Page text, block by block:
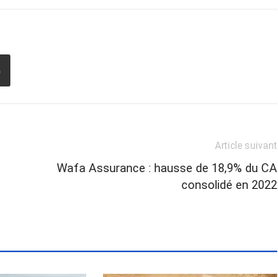
Article suivant
Wafa Assurance : hausse de 18,9% du CA
consolidé en 2022